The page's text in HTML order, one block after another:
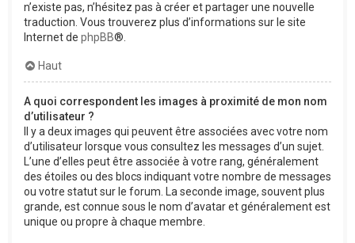
n’existe pas, n’hésitez pas à créer et partager une nouvelle
traduction. Vous trouverez plus d’informations sur le site
Internet de phpBB®.
Haut
A quoi correspondent les images à proximité de mon nom
d’utilisateur ?
Il y a deux images qui peuvent être associées avec votre nom
d’utilisateur lorsque vous consultez les messages d’un sujet.
L’une d’elles peut être associée à votre rang, généralement
des étoiles ou des blocs indiquant votre nombre de messages
ou votre statut sur le forum. La seconde image, souvent plus
grande, est connue sous le nom d’avatar et généralement est
unique ou propre à chaque membre.